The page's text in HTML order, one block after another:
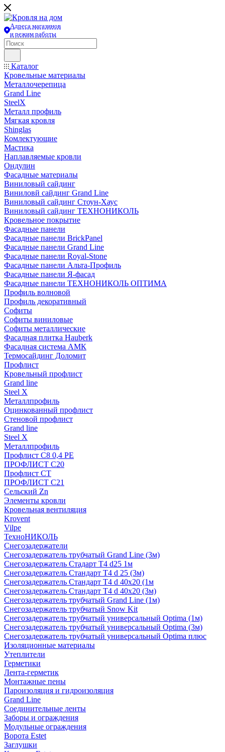
Адреса магазинов
и режим работы
Каталог
Кровельные материалы
Металлочерепица
Grand Line
SteelX
Металл профиль
Мягкая кровля
Shinglas
Комлектующие
Мастика
Наплавляемые кровли
Ондулин
Фасадные материалы
Виниловый сайдинг
Виниловй сайдинг Grand Line
Виниловый сайдинг Стоун-Хаус
Виниловый сайдинг ТЕХНОНИКОЛЬ
Кровельное покрытие
Фасадные панели
Фасадные панели BrickPanel
Фасадные панели Grand Line
Фасадные панели Royal-Stone
Фасадные панели Альта-Профиль
Фасадные панели Я-фасад
Фасадные панели ТЕХНОНИКОЛЬ ОПТИМА
Профиль волновой
Профиль декоративный
Софиты
Софиты виниловые
Софиты металлические
Фасадная плитка Hauberk
Фасадная система АМК
Термосайдинг Доломит
Профлист
Кровельный профлист
Grand line
Steel X
Металлпрофиль
Оцинкованный профлист
Стеновой профлист
Grand line
Steel X
Металлпрофиль
Профлист С8 0,4 РЕ
ПРОФЛИСТ С20
Профлист СТ
ПРОФЛИСТ С21
Сельский Zn
Элементы кровли
Кровельная вентиляция
Krovent
Vilpe
ТехноНИКОЛЬ
Снегозадержатели
Снегозадержатель трубчатый Grand Line (3м)
Снегозадержатель Стадарт Т4 d25 1м
Снегозадержатель Стандарт Т4 d 25 (3м)
Снегозадержатель Стандарт Т4 d 40х20 (1м
Снегозадержатель Стандарт Т4 d 40х20 (3м)
Снегозадержатель трубчатый Grand Line (1м)
Снегозадержатель трубчатый Snow Kit
Снегозадержатель трубчатый универсальный Optima (1м)
Снегозадержатель трубчатый универсальный Optima (3м)
Снегозадержатель трубчатый универсальный Optima плюс
Изоляционные материалы
Утеплители
Герметики
Лента-герметик
Монтажные пены
Пароизоляция и гидроизоляция
Grand Line
Соединительные ленты
Заборы и ограждения
Модульные ограждения
Ворота Estet
Заглушки